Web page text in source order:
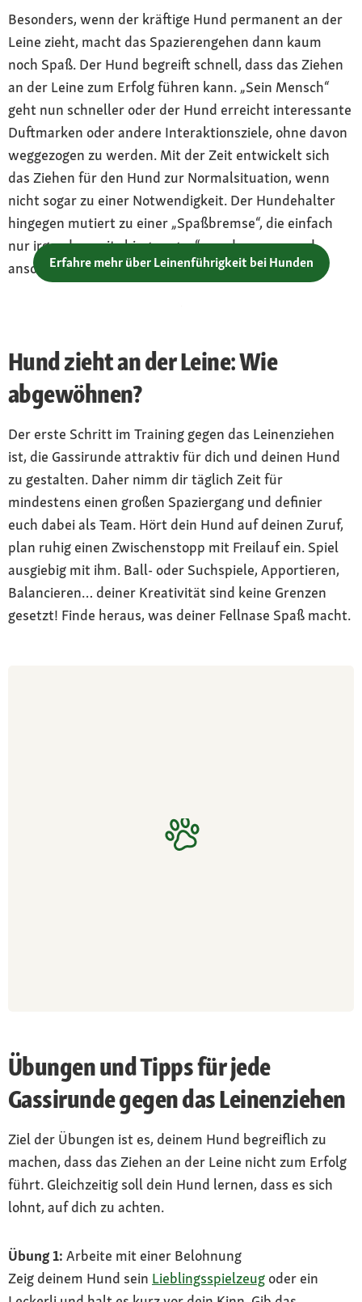
Besonders, wenn der kräftige Hund permanent an der
Leine zieht, macht das Spazierengehen dann kaum
noch Spaß. Der Hund begreift schnell, dass das Ziehen
an der Leine zum Erfolg führen kann. „Sein Mensch“
geht nun schneller oder der Hund erreicht interessante
Duftmarken oder andere Interaktionsziele, ohne davon
weggezogen zu werden. Mit der Zeit entwickelt sich
das Ziehen für den Hund zur Normalsituation, wenn
nicht sogar zu einer Notwendigkeit. Der Hundehalter
hingegen mutiert zu einer „Spaßbremse“, die einfach
nur irgendwo mit „hingezogen“ werden muss und
ansonsten kaum mehr eine Rolle spielt.
Erfahre mehr über Leinenführigkeit bei Hunden
Hund zieht an der Leine: Wie
abgewöhnen?
Der erste Schritt im Training gegen das Leinenziehen
ist, die Gassirunde attraktiv für dich und deinen Hund
zu gestalten. Daher nimm dir täglich Zeit für
mindestens einen großen Spaziergang und definier
euch dabei als Team. Hört dein Hund auf deinen Zuruf,
plan ruhig einen Zwischenstopp mit Freilauf ein. Spiel
ausgiebig mit ihm. Ball- oder Suchspiele, Apportieren,
Balancieren… deiner Kreativität sind keine Grenzen
gesetzt! Finde heraus, was deiner Fellnase Spaß macht.
Übungen und Tipps für jede
Gassirunde gegen das Leinenziehen
Ziel der Übungen ist es, deinem Hund begreiflich zu
machen, dass das Ziehen an der Leine nicht zum Erfolg
führt. Gleichzeitig soll dein Hund lernen, dass es sich
lohnt, auf dich zu achten.
Übung 1: Arbeite mit einer Belohnung
Zeig deinem Hund sein Lieblingsspielzeug oder ein